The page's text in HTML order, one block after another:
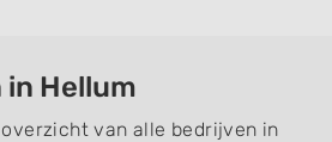
Hellum
van alle bedrijven in